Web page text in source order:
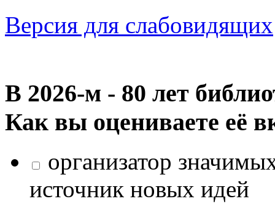
Версия для слабовидящих
В 2026‑м - 80 лет
Как вы оцениваете её
организатор
источник новых идей